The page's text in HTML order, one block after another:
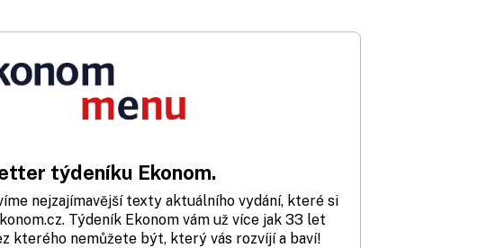
týdeníku Ekonom.
nejzajímavější texty aktuálního vydání, které si
Týdeník Ekonom vám už více jak 33 let
kterého nemůžete být, který vás rozvíjí a baví!